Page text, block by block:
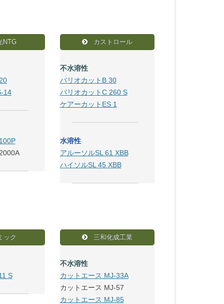
NTG
14
カストロール
不水溶性
バリオカットB 30
バリオカットC 260 S
ケアーカットES 1
水溶性
アルーソルSL 61 XBB
ハイソルSL 45 XBB
ック
S
三和化成工業
不水溶性
カットエース MJ-33A
カットエース MJ-57
カットエース MJ-85